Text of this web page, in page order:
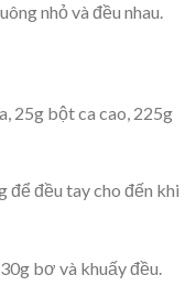
nhỏ và đều nhau.
25g bột ca cao, 225g
để đều tay cho đến khi
bơ và khuấy đều.